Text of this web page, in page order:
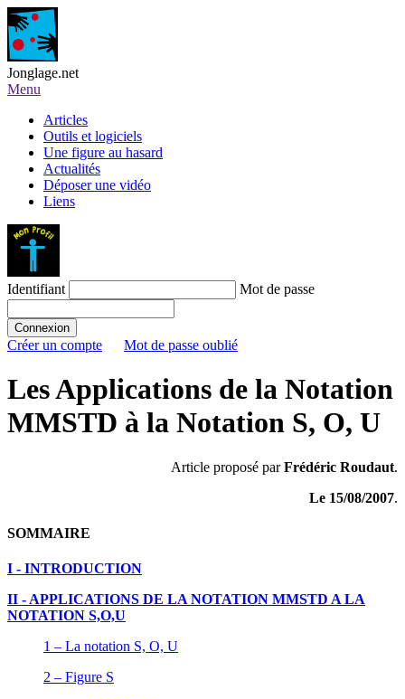
Jonglage.net
Menu
Articles
Outils et logiciels
Une figure au hasard
Actualités
Déposer une vidéo
Liens
Identifiant Mot de passe
Créer un compte Mot de passe oublié
Les Applications de la Notation
MMSTD à la Notation S, O, U
Article proposé parFrédéric Roudaut.
Le 15/08/2007.
SOMMAIRE
I - INTRODUCTION
II - APPLICATIONS DE LA NOTATION MMSTD A LA
NOTATION S,O,U
1 – La notation S, O, U
2 – Figure S